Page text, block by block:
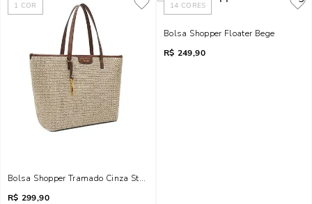
1 COR
Bolsa Shopper Tramado Cinza Stone
R$ 299,90
14 CORES
Bolsa Shopper Floater Bege
R$ 249,90